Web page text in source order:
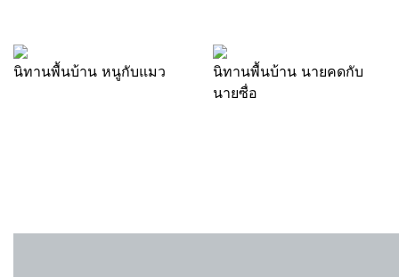
นิทานพื้นบ้าน หนูกับแมว
นิทานพื้นบ้าน นายคดกับ
นายซื่อ